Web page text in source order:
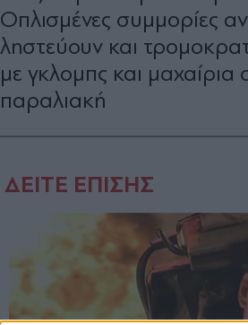
Οπλισμένες συμμορίες
ληστεύουν και
με γκλομπς και μαχαίρια
παραλιακή